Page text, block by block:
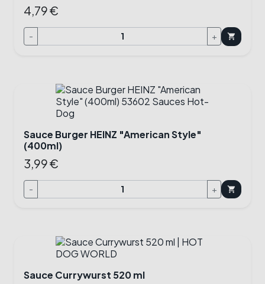
4,79 €
- + shopping_cart
Sauce Burger HEINZ "American Style"
(400ml)
3,99 €
- + shopping_cart
Sauce Currywurst 520 ml